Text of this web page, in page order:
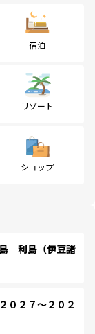
宿泊
リゾート
ショップ
利島（伊豆諸
２７～２０２